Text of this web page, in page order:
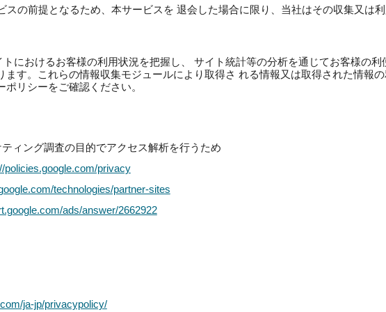
の前提となるため、本サービスを 退会した場合に限り、当社はその収集又は利
におけるお客様の利用状況を把握し、 サイト統計等の分析を通じてお客様の
す。これらの情報収集モジュールにより取得さ れる情報又は取得された情報
リシーをご確認ください。
ィング調査の目的でアクセス解析を行うため
policies.google.com/privacy
technologies/partner-sites
ads/answer/2662922
ja-jp/privacypolicy/